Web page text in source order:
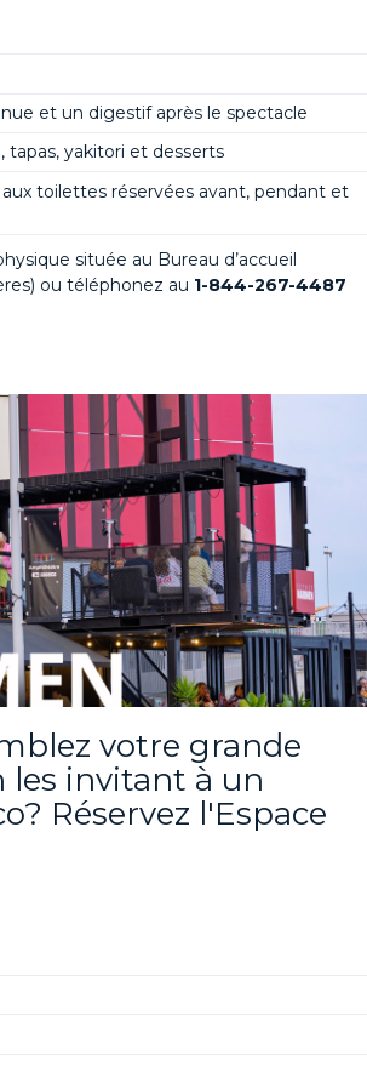
et un digestif après le spectacle
tapas, yakitori et desserts
aux toilettes réservées avant, pendant et
située au Bureau d’accueil
ou téléphonez au 1-844-267-4487
votre grande
les invitant à un
Réservez l'Espace